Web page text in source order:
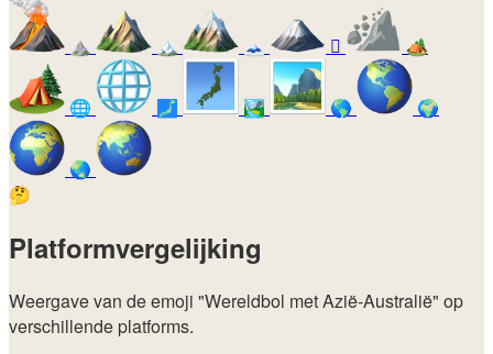
⛰️ 🏔️ 🗻 🛘 🏕️
🌐 🗾 🏞️ 🌎 🌍
🌏
🤔
Platformvergelijking
Weergave van de emoji "Wereldbol met Azië-Australië" op
verschillende platforms.